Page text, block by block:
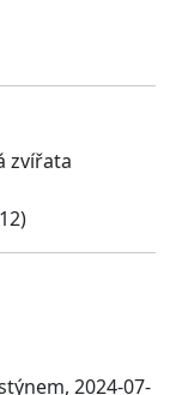
zvířata
2024-07-